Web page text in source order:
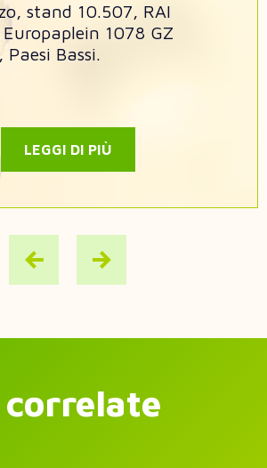
stand 10.507, RAI
1078 GZ
Bassi.
LEGGI DI PIÙ